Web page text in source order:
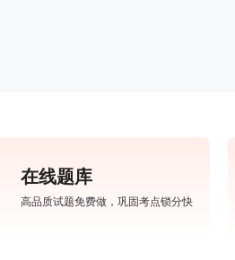
在线题库
高品质试题免费做，巩固考点锁分快